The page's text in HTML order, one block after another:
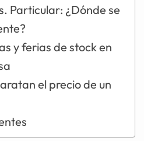
Particular: ¿Dónde se
y ferias de stock en
el precio de un